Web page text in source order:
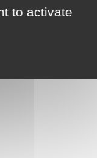
to activate